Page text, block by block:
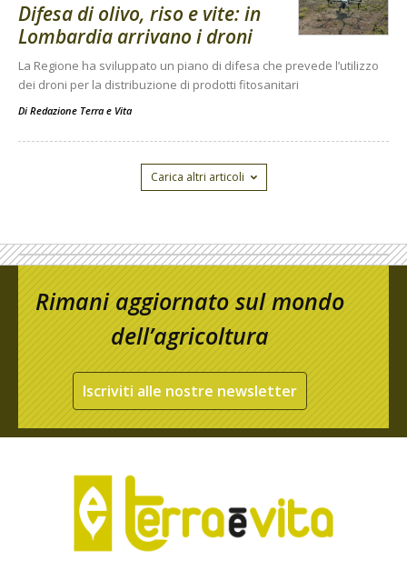
Difesa di olivo, riso e vite: in
Lombardia arrivano i droni
La Regione ha sviluppato un piano di difesa che prevede l’utilizzo
dei droni per la distribuzione di prodotti fitosanitari
Di Redazione Terra e Vita
Carica altri articoli
Rimani aggiornato sul mondo
dell’agricoltura
Iscriviti alle nostre newsletter